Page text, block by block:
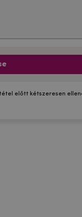
előtt kétszeresen